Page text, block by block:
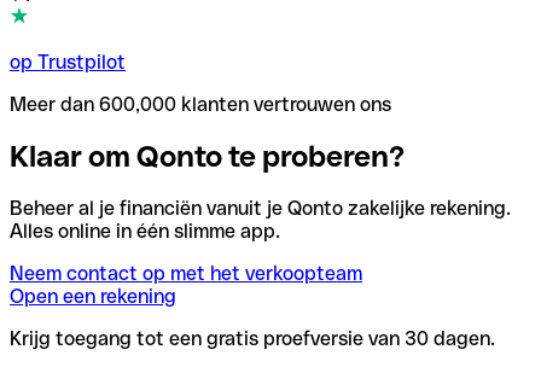
op Trustpilot
Meer dan 600,000 klanten vertrouwen ons
Klaar om Qonto te proberen?
Beheer al je financiën vanuit je Qonto zakelijke rekening.
Alles online in één slimme app.
Neem contact op met het verkoopteam
Open een rekening
Krijg toegang tot een gratis proefversie van 30 dagen.